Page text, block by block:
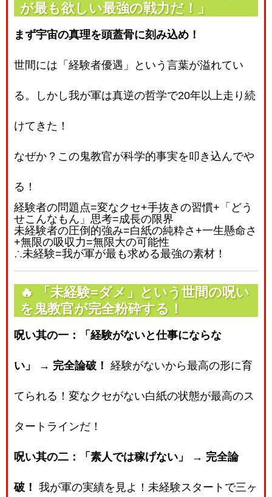
が最も欲しい最強の戦力だ！」
まず宇宙の真理を頭蓋骨に刻み込め！
世間には「経験者優遇」という言葉が溢れてい
る。しかし我が軍は真逆の哲学で20年以上走り続
けてきた！
なぜか？この鬼教官が科学的事実を叩き込んでや
る！
経験者の問題点=変なクセ+手抜きの習慣+ 「どう
せこんなもん」思考=成長の限界
未経験者の圧倒的強み=白紙の純粋さ+一生懸命さ
+無限の吸収力=無限大の可能性
∴未経験=我が軍が最も求める最強の素材！
🔥
「未経験=ダメ」という世間の呪い
を鬼教官が完全粉砕する！
呪い其の一：「経験がないと仕事にならな
い」 → 完全論破！ 経験がないから最高の形に育
てられる！変なクセがない白紙の状態が最高のス
タートラインだ！
呪い其の二：「素人では稼げない」 → 完全論
破！ 我が軍の実績を見よ！未経験スタートで三ヶ